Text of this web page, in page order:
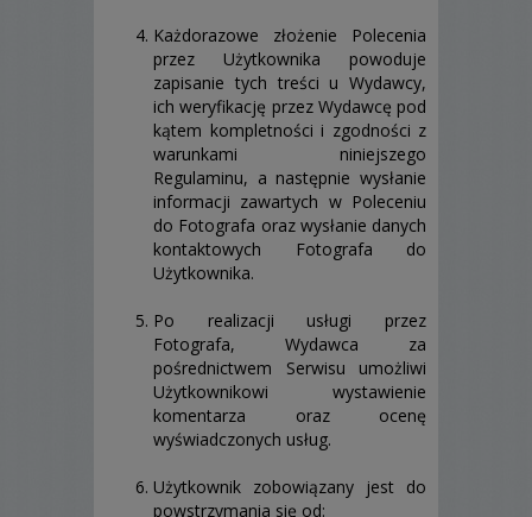
Każdorazowe złożenie Polecenia
przez Użytkownika powoduje
zapisanie tych treści u Wydawcy,
ich weryfikację przez Wydawcę pod
kątem kompletności i zgodności z
warunkami niniejszego
Regulaminu, a następnie wysłanie
informacji zawartych w Poleceniu
do Fotografa oraz wysłanie danych
kontaktowych Fotografa do
Użytkownika.
Po realizacji usługi przez
Fotografa, Wydawca za
pośrednictwem Serwisu umożliwi
Użytkownikowi wystawienie
komentarza oraz ocenę
wyświadczonych usług.
Użytkownik zobowiązany jest do
powstrzymania się od: